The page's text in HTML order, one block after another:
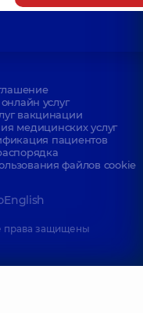
услуг
вакцинации
медицинских услуг
пациентов
файлов cookie
English
права защищены